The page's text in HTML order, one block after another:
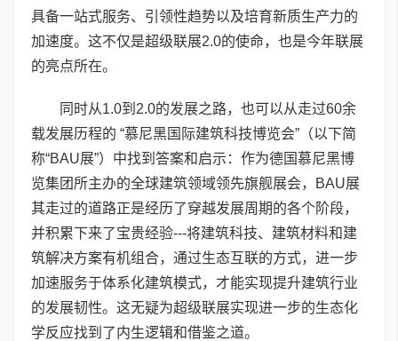
具备一站式服务、引领性趋势以及培育新质生产力的
加速度。这不仅是超级联展2.0的使命，也是今年联展
的亮点所在。
同时从1.0到2.0的发展之路，也可以从走过60余
载发展历程的 “慕尼黑国际建筑科技博览会”（以下简
称“BAU展”）中找到答案和启示：作为德国慕尼黑博
览集团所主办的全球建筑领域领先旗舰展会，BAU展
其走过的道路正是经历了穿越发展周期的各个阶段，
并积累下来了宝贵经验---将建筑科技、建筑材料和建
筑解决方案有机组合，通过生态互联的方式，进一步
加速服务于体系化建筑模式，才能实现提升建筑行业
的发展韧性。这无疑为超级联展实现进一步的生态化
学反应找到了内生逻辑和借鉴之道。